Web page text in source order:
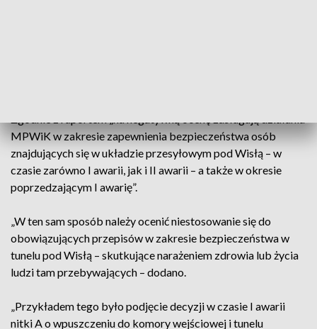
MPWiK w zakresie zapewnienia bezpieczeństwa osób
znajdujących się w układzie przesyłowym pod Wisłą – w
czasie zarówno I awarii, jak i II awarii – a także w okresie
poprzedzającym I awarię”.
„W ten sam sposób należy ocenić niestosowanie się do
obowiązujących przepisów w zakresie bezpieczeństwa w
tunelu pod Wisłą – skutkujące narażeniem zdrowia lub życia
ludzi tam przebywających – dodano.
„Przykładem tego było podjęcie decyzji w czasie I awarii
nitki A o wpuszczeniu do komory wejściowej i tunelu